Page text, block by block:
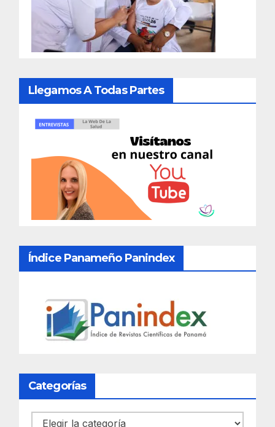
Llegamos A Todas Partes
Índice Panameño Panindex
Categorías
Categorías